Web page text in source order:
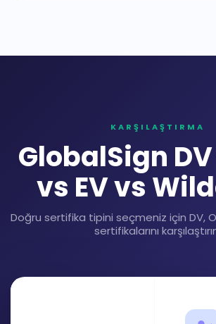
KARŞILAŞTIRMA
GlobalSign
vs EV vs
Doğru sertifika tipini seçmeniz için DV,
sertifikalarını